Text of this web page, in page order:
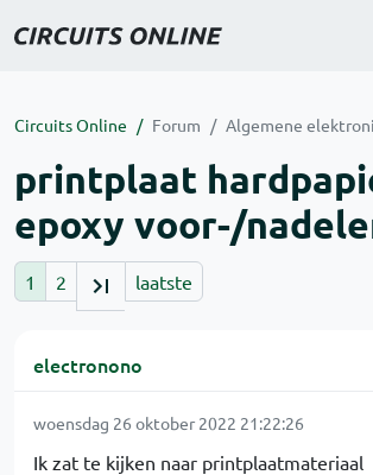
Circuits Online Forum Algemene
printplaat
epoxy voor-/
1 2 laatste
electronono
woensdag 26 oktober 2022 21:22:26
Ik zat te kijken naar printplaatmateriaal